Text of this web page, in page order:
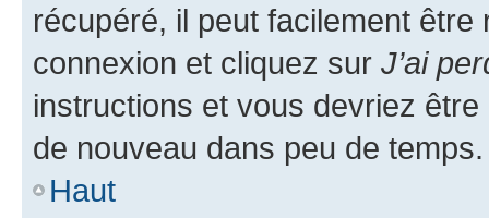
récupéré, il peut facilement
connexion et cliquez sur J’ai
instructions et vous devriez
de nouveau dans peu de temps.
Haut